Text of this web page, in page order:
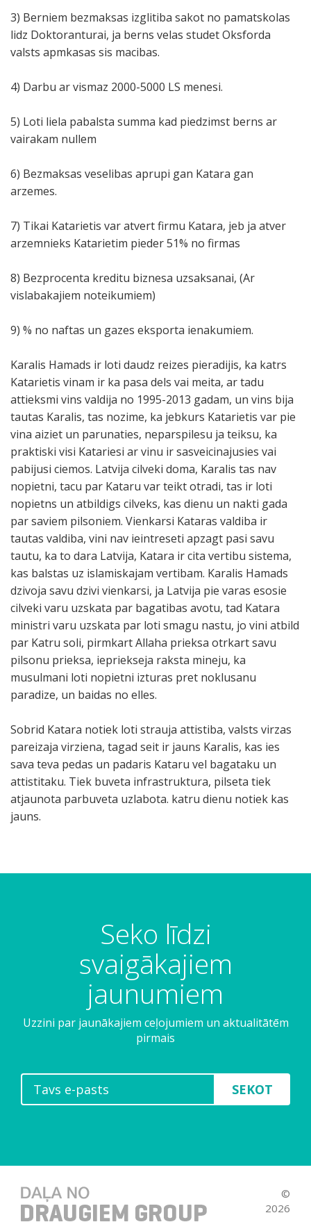
3) Berniem bezmaksas izglitiba sakot no pamatskolas
lidz Doktoranturai, ja berns velas studet Oksforda
valsts apmkasas sis macibas.
4) Darbu ar vismaz 2000-5000 LS menesi.
5) Loti liela pabalsta summa kad piedzimst berns ar
vairakam nullem
6) Bezmaksas veselibas aprupi gan Katara gan
arzemes.
7) Tikai Katarietis var atvert firmu Katara, jeb ja atver
arzemnieks Katarietim pieder 51% no firmas
8) Bezprocenta kreditu biznesa uzsaksanai, (Ar
vislabakajiem noteikumiem)
9) % no naftas un gazes eksporta ienakumiem.
Karalis Hamads ir loti daudz reizes pieradijis, ka katrs
Katarietis vinam ir ka pasa dels vai meita, ar tadu
attieksmi vins valdija no 1995-2013 gadam, un vins bija
tautas Karalis, tas nozime, ka jebkurs Katarietis var pie
vina aiziet un parunaties, neparspilesu ja teiksu, ka
praktiski visi Katariesi ar vinu ir sasveicinajusies vai
pabijusi ciemos. Latvija cilveki doma, Karalis tas nav
nopietni, tacu par Kataru var teikt otradi, tas ir loti
nopietns un atbildigs cilveks, kas dienu un nakti gada
par saviem pilsoniem. Vienkarsi Kataras valdiba ir
tautas valdiba, vini nav ieintreseti apzagt pasi savu
tautu, ka to dara Latvija, Katara ir cita vertibu sistema,
kas balstas uz islamiskajam vertibam. Karalis Hamads
dzivoja savu dzivi vienkarsi, ja Latvija pie varas esosie
cilveki varu uzskata par bagatibas avotu, tad Katara
ministri varu uzskata par loti smagu nastu, jo vini atbild
par Katru soli, pirmkart Allaha prieksa otrkart savu
pilsonu prieksa, iepriekseja raksta mineju, ka
musulmani loti nopietni izturas pret noklusanu
paradize, un baidas no elles.
Sobrid Katara notiek loti strauja attistiba, valsts virzas
pareizaja virziena, tagad seit ir jauns Karalis, kas ies
sava teva pedas un padaris Kataru vel bagataku un
attistitaku. Tiek buveta infrastruktura, pilseta tiek
atjaunota parbuveta uzlabota. katru dienu notiek kas
jauns.
Seko līdzi
svaigākajiem
jaunumiem
Uzzini par jaunākajiem ceļojumiem un aktualitātēm
pirmais
SEKOT
©
2026